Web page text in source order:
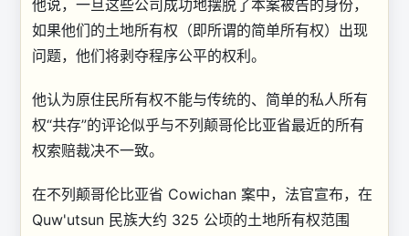
他说，一旦这些公司成功地摆脱了本案被告的身份，
如果他们的土地所有权（即所谓的简单所有权）出现
问题，他们将剥夺程序公平的权利。
他认为原住民所有权不能与传统的、简单的私人所有
权“共存”的评论似乎与不列颠哥伦比亚省最近的所有
权索赔裁决不一致。
在不列颠哥伦比亚省 Cowichan 案中，法官宣布，在
Quw'utsun 民族大约 325 公顷的土地所有权范围